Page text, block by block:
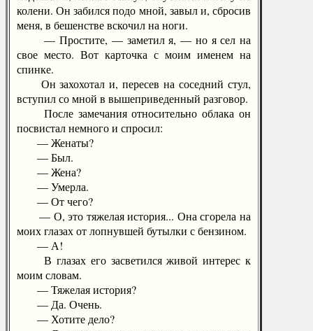
колени. Он забился подо мной, завыл и, сбросив
меня, в бешенстве вскочил на ноги.
— Простите, — заметил я, — но я сел на
свое место. Вот карточка с моим именем на
спинке.
Он захохотал и, пересев на соседний стул,
вступил со мной в вышеприведенный разговор.
После замечания относительно облака он
посвистал немного и спросил:
— Женаты?
— Был.
— Жена?
— Умерла.
— От чего?
— О, это тяжелая история... Она сгорела на
моих глазах от лопнувшей бутылки с бензином.
— А!
В глазах его засветился живой интерес к
моим словам.
— Тяжелая история?
— Да. Очень.
— Хотите дело?